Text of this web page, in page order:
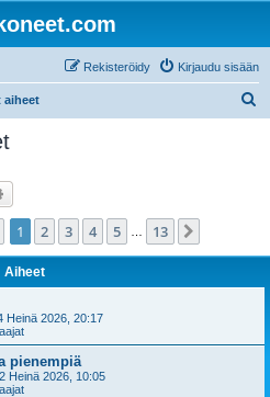
Kirjaudu sisään
Rekisteröidy
aiheet
Sivu /13
1 2 3 4 5 13
Aiheet
Heinä 2026, 20:17
pienempiä
Heinä 2026, 10:05